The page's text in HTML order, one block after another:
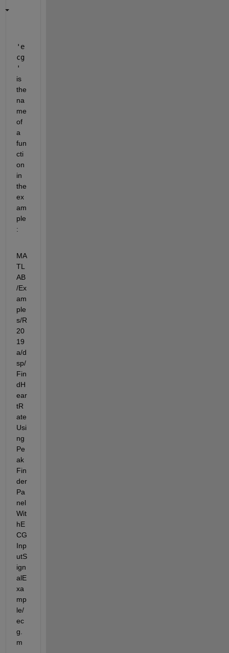
'e
cg
is
the
na
me
of
a
fun
cti
on
in
the
ex
am
ple
:
MA
TL
AB
/Ex
am
ple
s/R
20
19
a/d
sp/
Fin
dH
ear
tR
ate
Usi
ng
Pe
ak
Fin
der
Pa
nel
Wit
hE
CG
Inp
utS
ign
alE
xa
mp
le/
ec
g.
m